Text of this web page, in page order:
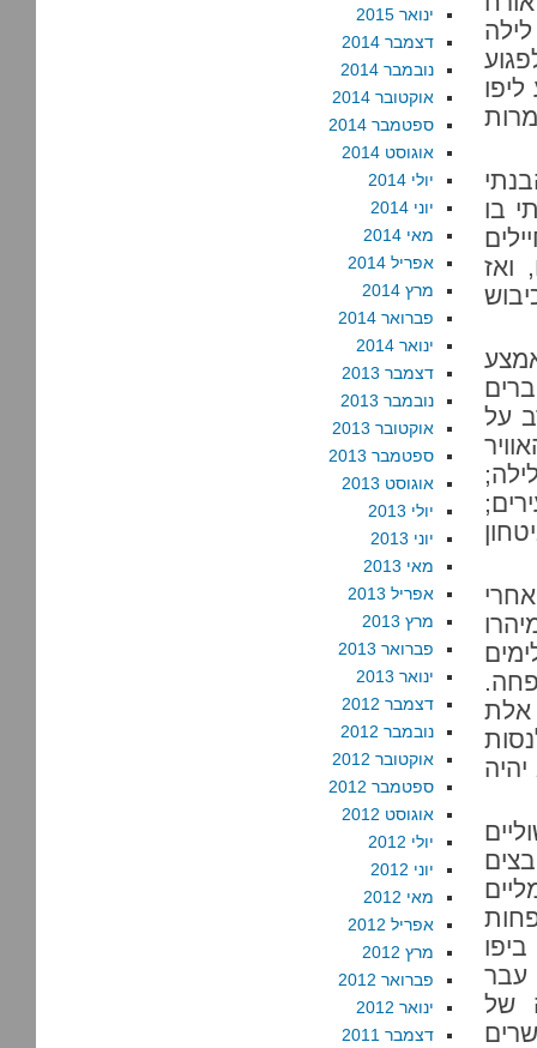
בו
ואז
על
אלת
עבר
של
ינואר 2015
דצמבר 2014
נובמבר 2014
אוקטובר 2014
ספטמבר 2014
אוגוסט 2014
יולי 2014
יוני 2014
מאי 2014
אפריל 2014
מרץ 2014
פברואר 2014
ינואר 2014
דצמבר 2013
נובמבר 2013
אוקטובר 2013
ספטמבר 2013
אוגוסט 2013
יולי 2013
יוני 2013
מאי 2013
אפריל 2013
מרץ 2013
פברואר 2013
ינואר 2013
דצמבר 2012
נובמבר 2012
אוקטובר 2012
ספטמבר 2012
אוגוסט 2012
יולי 2012
יוני 2012
מאי 2012
אפריל 2012
מרץ 2012
פברואר 2012
ינואר 2012
דצמבר 2011